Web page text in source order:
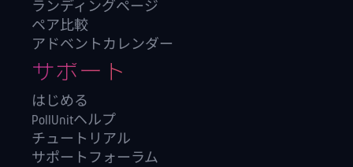
ランディングページ
ペア比較
アドベントカレンダー
サポート
はじめる
PollUnitヘルプ
チュートリアル
サポートフォーラム